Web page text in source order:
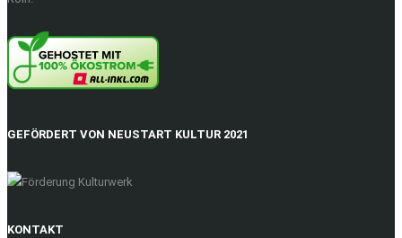
GEFÖRDERT VON NEUSTART KULTUR 2021
KONTAKT